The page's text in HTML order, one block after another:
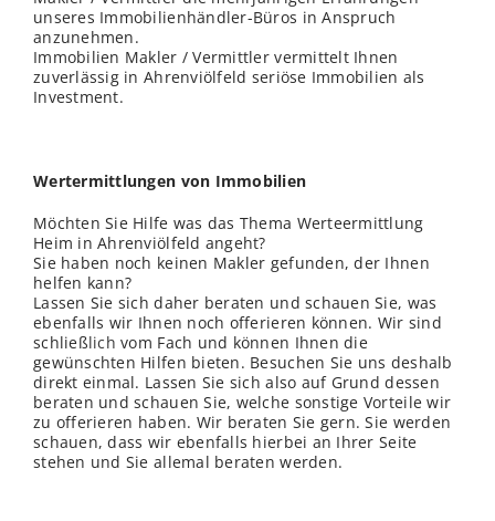
unseres Immobilienhändler-Büros in Anspruch
anzunehmen.
Immobilien Makler / Vermittler vermittelt Ihnen
zuverlässig in Ahrenviölfeld seriöse Immobilien als
Investment.
Wertermittlungen von Immobilien
Möchten Sie Hilfe was das Thema Werteermittlung
Heim in Ahrenviölfeld angeht?
Sie haben noch keinen Makler gefunden, der Ihnen
helfen kann?
Lassen Sie sich daher beraten und schauen Sie, was
ebenfalls wir Ihnen noch offerieren können. Wir sind
schließlich vom Fach und können Ihnen die
gewünschten Hilfen bieten. Besuchen Sie uns deshalb
direkt einmal. Lassen Sie sich also auf Grund dessen
beraten und schauen Sie, welche sonstige Vorteile wir
zu offerieren haben. Wir beraten Sie gern. Sie werden
schauen, dass wir ebenfalls hierbei an Ihrer Seite
stehen und Sie allemal beraten werden.